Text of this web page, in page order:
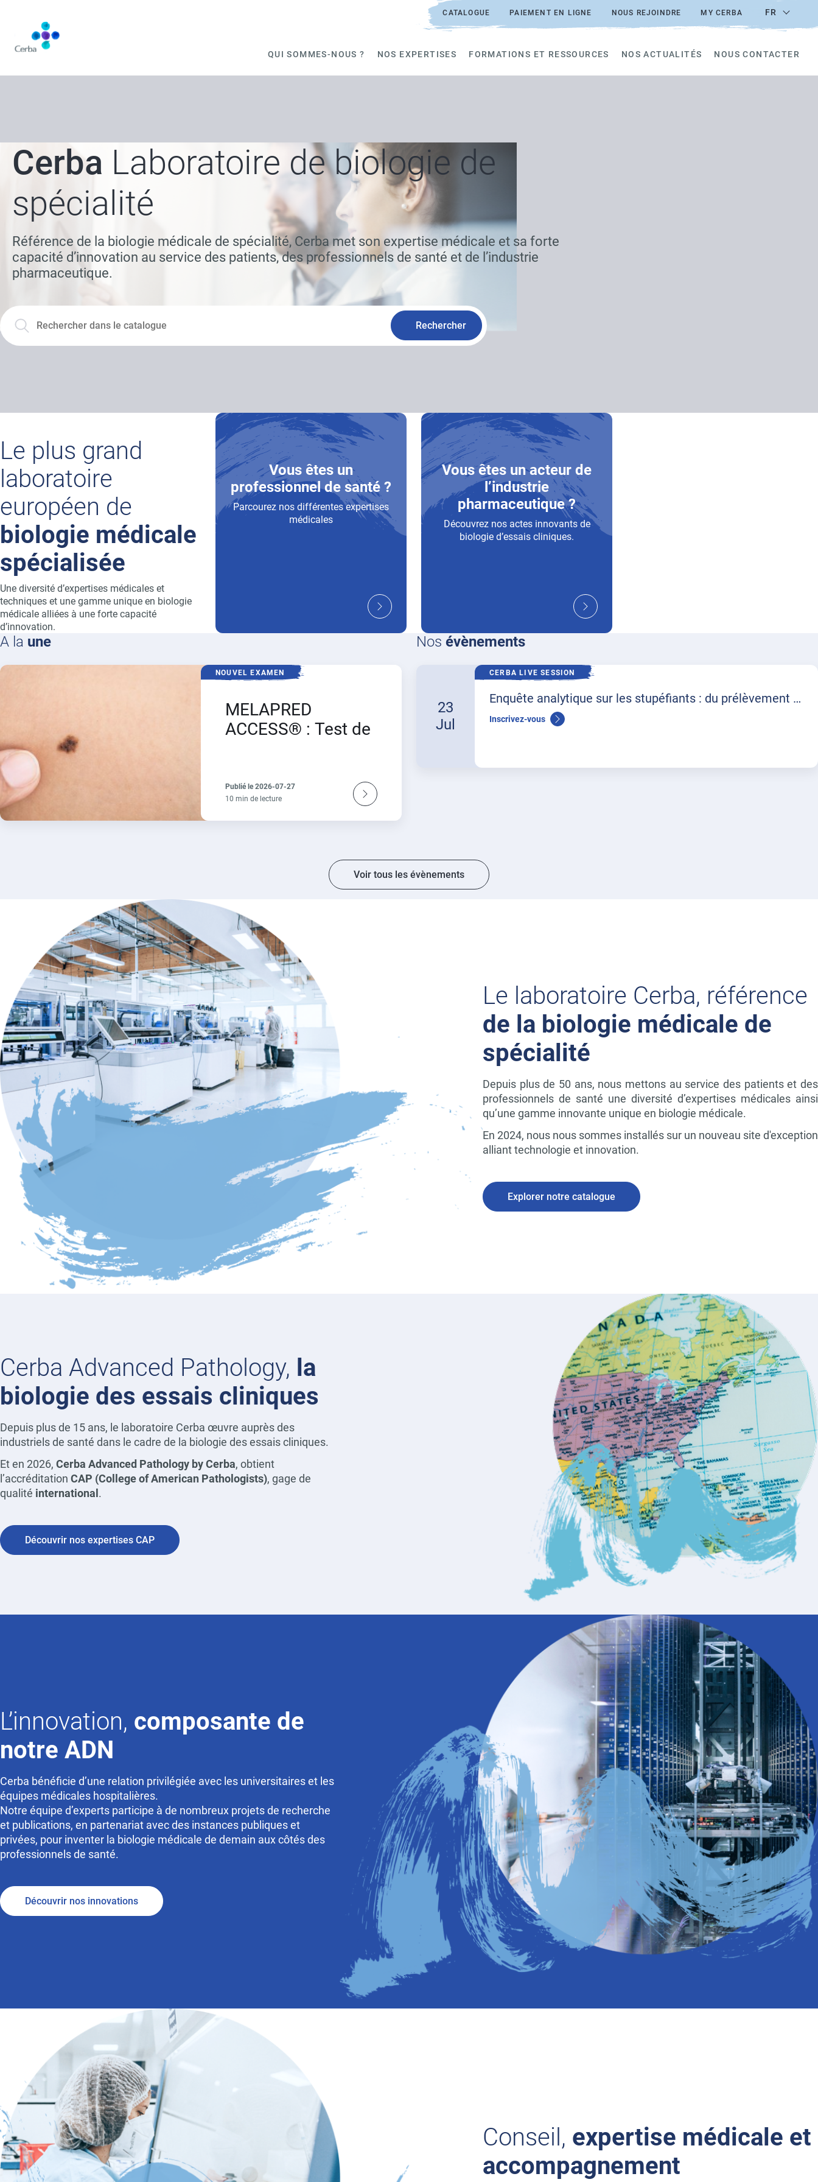
principal
CATALOGUE PAIEMENT EN LIGNE NOUS REJOINDRE MY CERBA FR
QUI SOMMES-NOUS ? NOS EXPERTISES FORMATIONS ET RESSOURCES NOS ACTUALITÉS NOUS CONTACTER
Cerba Laboratoire de biologie de
spécialité
Référence de la biologie médicale de spécialité, Cerba met son expertise médicale et sa forte
capacité d’innovation au service des patients, des professionnels de santé et de l’industrie
pharmaceutique.
Le plus grand
laboratoire
européen de
biologie médicale
spécialisée
Une diversité d’expertises médicales et
techniques et une gamme unique en biologie
médicale alliées à une forte capacité
d’innovation.
Vous êtes un
professionnel de santé ?
Parcourez nos différentes expertises
médicales
Vous êtes un acteur de
l’industrie
pharmaceutique ?
Découvrez nos actes innovants de
biologie d’essais cliniques.
A la une
NOUVEL EXAMEN
MELAPRED
ACCESS® : Test de
mélanome cutané
Publié le 2026-07-27
10 min de lecture
Nos évènements
23
Jul
CERBA LIVE SESSION
Enquête analytique sur les stupéfiants : du prélèvement à
la validation [Cerba Live Session]
Inscrivez-vous
Voir tous les évènements
Le laboratoire Cerba, référence
de la biologie médicale de
spécialité
Depuis plus de 50 ans, nous mettons au service des patients et des
professionnels de santé une diversité d’expertises médicales ainsi
qu’une gamme innovante unique en biologie médicale.
En 2024, nous nous sommes installés sur un nouveau site d'exception
alliant technologie et innovation.
Explorer notre catalogue
Cerba Advanced Pathology, la
biologie des essais cliniques
Depuis plus de 15 ans, le laboratoire Cerba œuvre auprès des
industriels de santé dans le cadre de la biologie des essais cliniques.
Et en 2026, Cerba Advanced Pathology by Cerba, obtient
l’accréditation CAP (College of American Pathologists), gage de
qualité international.
Découvrir nos expertises CAP
L’innovation, composante de
notre ADN
Cerba bénéficie d’une relation privilégiée avec les universitaires et les
équipes médicales hospitalières.
Notre équipe d’experts participe à de nombreux projets de recherche
et publications, en partenariat avec des instances publiques et
privées, pour inventer la biologie médicale de demain aux côtés des
professionnels de santé.
Découvrir nos innovations
Conseil, expertise médicale et
accompagnement